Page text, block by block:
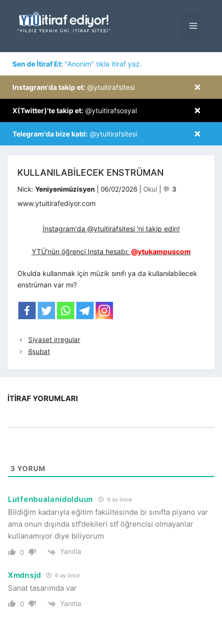
MENÜ
Sen de İtiraf Et: "Anonim" tıkla itiraf yaz.
×
Instagram'da takip et: @ytuitirafsitesi
×
X(Twitter)'te takip et: @ytuitirafsosyal
×
Telegram'da bize katıl: @ytuitirafsitesi
KULLANILABILECEK ENSTRÜMAN
Nick: Yeniyenimüzisyen 06/02/2026 Kategoriler
Okul 💬 3
www.ytuitirafediyor.com
İnstagram'da @ytuitirafsitesi 'ni takip edin!
YTÜ'nün öğrenci Insta hesabı: @ytukampuscom
Okulda kullanmak için müzik sınıfı ya da kullanılabilecek
enstrüman var mı?
Siyaset irregular
6şubat
İTIRAF YORUMLARI
3 YORUM
Lutfenbualanidolduun 6 ay önce
Bildiğim kadarıyla eğitim fakültesinde bi sınıfta piyano var
ama onun dışında stf’dekileri stf öğrencisi olmayanlar
kullanamıyor diye biliyorum
0 Yanıtla
Xmdnsjd 6 ay önce
Sanat tasarımda var
0 Yanıtla